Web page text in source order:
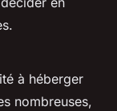
à héberger
nombreuses,